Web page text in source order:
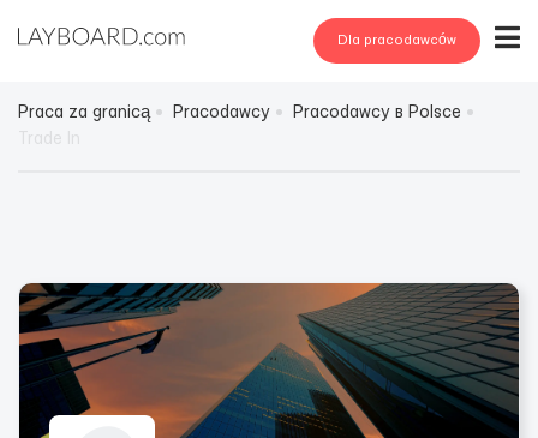
Dla pracodawców
Praca za granicą Pracodawcy
Pracodawcy в Polsce